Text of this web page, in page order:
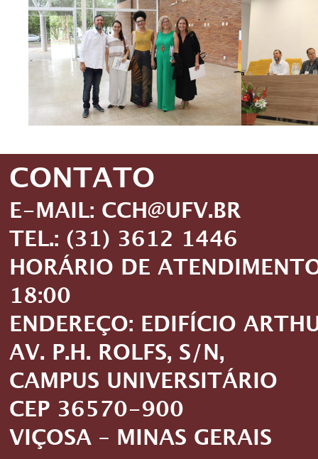
CONTATO
E-MAIL: CCH@UFV.BR
TEL.: (31) 3612 1446
HORÁRIO DE
18:00
ENDEREÇO: EDIFÍCIO
AV. P.H. ROLFS, S/N,
CAMPUS UNIVERSITÁRIO
CEP 36570-900
VIÇOSA – MINAS GERAIS